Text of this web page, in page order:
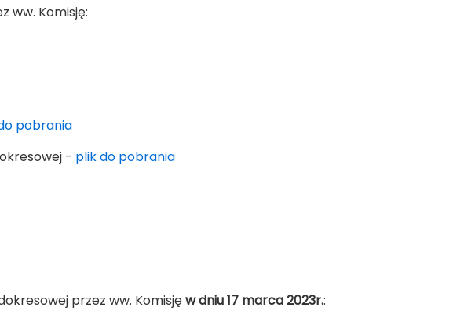
ww. Komisję:
pobrania
- plik do pobrania
przez ww. Komisjęw dniu 17 marca 2023r.: